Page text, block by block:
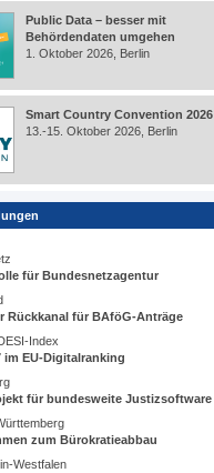
Public Data – besser mit
Behördendaten umgehen
1. Oktober 2026, Berlin
Smart Country Convention 2026
13.-15. Oktober 2026, Berlin
für Bundesnetzagentur
Rückkanal für BAföG-Anträge
Index
im EU-Digitalranking
für bundesweite Justizsoftware
zum Bürokratieabbau
Westfalen